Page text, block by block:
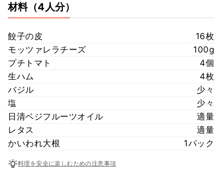
材料（4人分）
餃子の皮
16枚
モッツァレラチーズ
100g
プチトマト
4個
生ハム
4枚
バジル
少々
塩
少々
日清ベジフルーツオイル
適量
レタス
適量
かいわれ大根
1パック
料理を安全に楽しむための注意事項